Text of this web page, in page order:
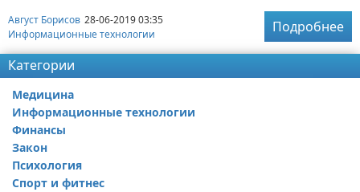
Август Борисов 28-06-2019 03:35
Информационные технологии
Подробнее
Категории
Медицина
Информационные технологии
Финансы
Закон
Психология
Спорт и фитнес